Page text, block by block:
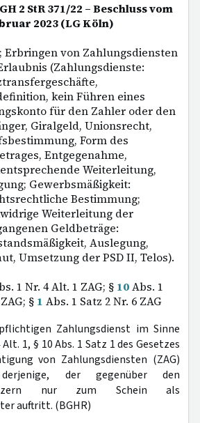
2 StR 371/22 – Beschluss vom
2023 (LG Köln)
Erbringen von Zahlungsdiensten
(Zahlungsdienste:
kein Führen eines
für den Zahler oder den
Giralgeld, Unionsrecht,
Form des
Entgegenahme,
Weiterleitung,
Gewerbsmäßigkeit:
Bestimmung;
Weiterleitung der
Geldbeträge:
Auslegung,
Umsetzung der PSD II, Telos).
1 Nr. 4 Alt. 1 ZAG; § 10Abs. 1
§ 1 Abs. 1 Satz 2 Nr. 6 ZAG
Zahlungsdienst im Sinne
1, § 10 Abs. 1 Satz 1 des Gesetzes
von Zahlungsdiensten (ZAG)
der gegenüber den
nur zum Schein als
auftritt. (BGHR)